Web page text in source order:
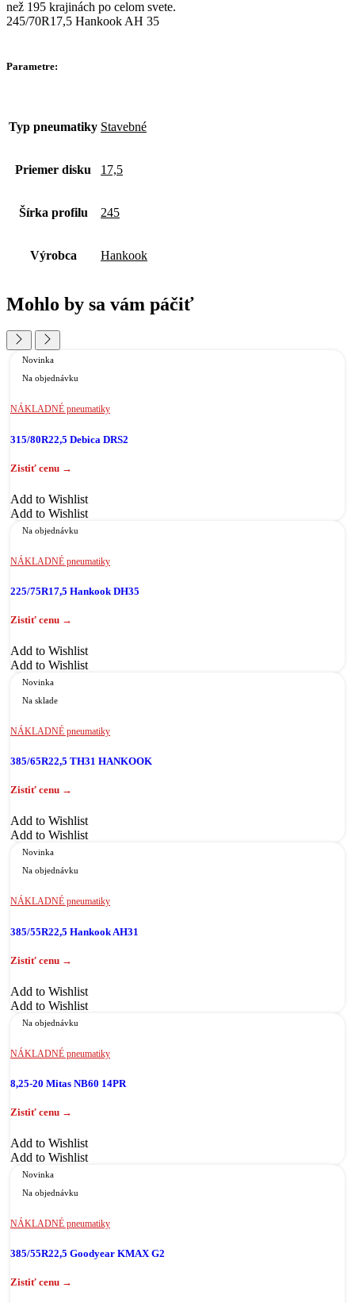
než 195 krajinách po celom svete.
245/70R17,5 Hankook AH 35
Parametre:
Typ pneumatiky Stavebné
Priemer disku 17,5
Šírka profilu 245
Výrobca Hankook
Mohlo by sa vám páčiť
Novinka
Na objednávku
NÁKLADNÉ pneumatiky
315/80R22,5 Debica DRS2
Add to Wishlist
Add to Wishlist
Na objednávku
NÁKLADNÉ pneumatiky
225/75R17,5 Hankook DH35
Add to Wishlist
Add to Wishlist
Novinka
Na sklade
NÁKLADNÉ pneumatiky
385/65R22,5 TH31 HANKOOK
Add to Wishlist
Add to Wishlist
Novinka
Na objednávku
NÁKLADNÉ pneumatiky
385/55R22,5 Hankook AH31
Add to Wishlist
Add to Wishlist
Na objednávku
NÁKLADNÉ pneumatiky
8,25-20 Mitas NB60 14PR
Add to Wishlist
Add to Wishlist
Novinka
Na objednávku
NÁKLADNÉ pneumatiky
385/55R22,5 Goodyear KMAX G2